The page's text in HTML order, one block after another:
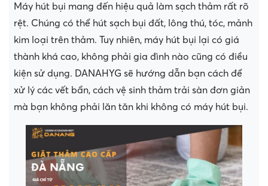
Máy hút bụi mang đến hiệu quả làm sạch thảm rất rõ
rệt. Chúng có thể hút sạch bụi đất, lông thú, tóc, mảnh
kim loại trên thảm. Tuy nhiên, máy hút bụi lại có giá
thành khá cao, không phải gia đình nào cũng có điều
kiện sử dụng. DANAHYG sẽ hướng dẫn bạn cách để
xử lý các vết bẩn, cách vệ sinh thảm trải sàn đơn giản
mà bạn không phải lăn tăn khi không có máy hút bụi.